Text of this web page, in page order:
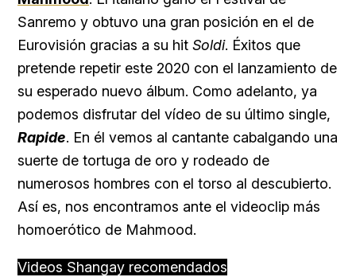
Sanremo y obtuvo una gran posición en el de
Eurovisión gracias a su hit Soldi. Éxitos que
pretende repetir este 2020 con el lanzamiento de
su esperado nuevo álbum. Como adelanto, ya
podemos disfrutar del vídeo de su último single,
Rapide. En él vemos al cantante cabalgando una
suerte de tortuga de oro y rodeado de
numerosos hombres con el torso al descubierto.
Así es, nos encontramos ante el videoclip más
homoerótico de Mahmood.
Videos Shangay recomendados